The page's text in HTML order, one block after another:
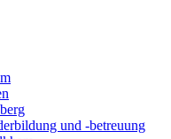
und -betreuung